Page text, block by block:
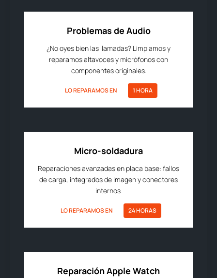
Problemas de Audio
¿No oyes bien las llamadas? Limpiamos y
reparamos altavoces y micrófonos con
componentes originales.
LO REPARAMOS EN 1 HORA
Micro-soldadura
Reparaciones avanzadas en placa base: fallos
de carga, integrados de imagen y conectores
internos.
LO REPARAMOS EN 24 HORAS
Reparación Apple Watch